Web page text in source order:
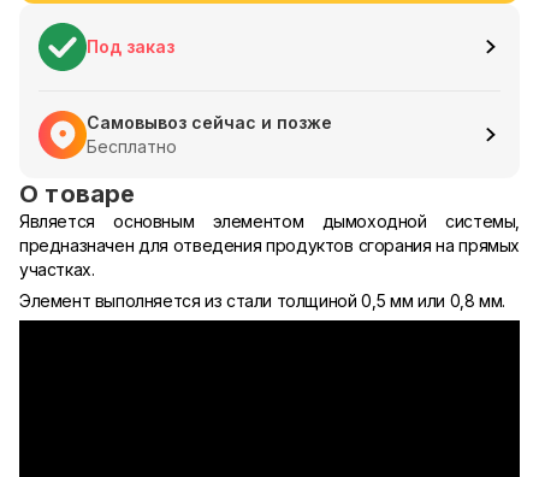
Под заказ
Самовывоз сейчас и позже
Бесплатно
О товаре
Является основным элементом дымоходной системы,
предназначен для отведения продуктов сгорания на прямых
участках.
Элемент выполняется из стали толщиной 0,5 мм или 0,8 мм.